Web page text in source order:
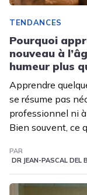
TENDANCES
Pourquoi
nouveau à
humeur plus
Apprendre
se résume pas
professionnel ni
Bien souvent, ce
PAR
DR JEAN-PASCAL DEL